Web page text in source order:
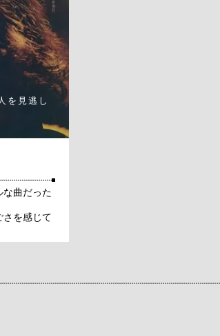
を見逃し
な曲だった
さを感じて